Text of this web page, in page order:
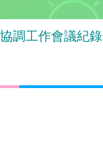
協調工作會議紀錄